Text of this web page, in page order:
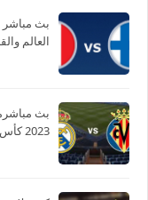
بث مباشر
العالم
2023 كأس ملك إسبانيا